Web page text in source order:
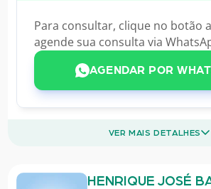
Para consultar, clique no botão
agende sua consulta via
AGENDAR POR
VER MAIS DETALHES
HENRIQUE JOSÉ